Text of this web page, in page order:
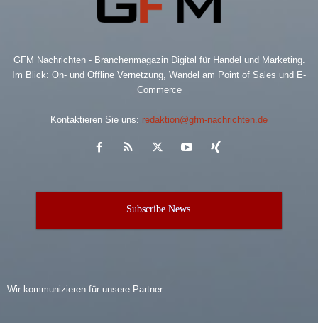
GFM Nachrichten - Branchenmagazin Digital für Handel und Marketing.
Im Blick: On- und Offline Vernetzung, Wandel am Point of Sales und E-
Commerce
Kontaktieren Sie uns: redaktion@gfm-nachrichten.de
Subscribe News
Wir kommunizieren für unsere Partner: